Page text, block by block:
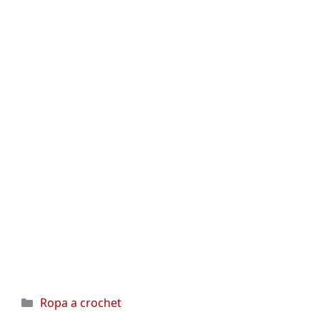
Categorías
Ropa a crochet